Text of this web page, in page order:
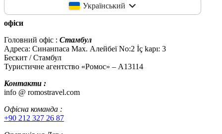
Український
офіси
Головний офіс : Стамбул
Адреса: Синанпаса Мах. Алейбеї No:2 İç kapı: 3
Бескит / Стамбул
Туристичне агентство «Ромос» – A13114
Контакти :
info @ romostravel.com
Офісна команда :
+90 212 327 26 87